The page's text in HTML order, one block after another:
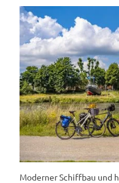
Moderner Schiffbau und